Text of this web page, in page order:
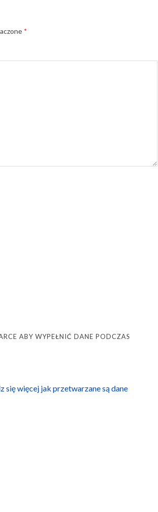
*
ABY WYPEŁNIĆ DANE PODCZAS
się więcej jak przetwarzane są dane